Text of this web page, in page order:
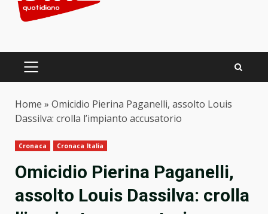
PRIMARY
Home » Omicidio Pierina Paganelli, assolto Louis
Dassilva: crolla l’impianto accusatorio
Cronaca Cronaca Italia
Omicidio Pierina Paganelli,
assolto Louis Dassilva: crolla